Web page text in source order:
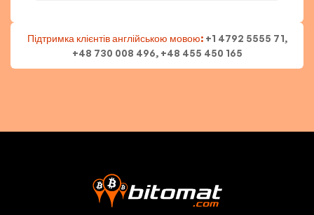
Підтримка клієнтів англійською мовою: +1 4792 5555 71,
+48 730 008 496, +48 455 450 165